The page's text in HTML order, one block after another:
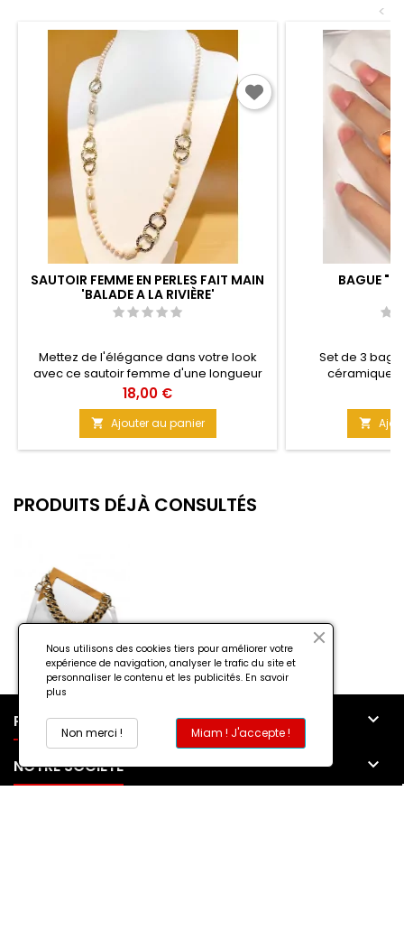
<
SAUTOIR FEMME EN PERLES FAIT MAIN
'BALADE A LA RIVIÈRE'
Mettez de l'élégance dans votre look
avec ce sautoir femme d'une longueur
extravagante ! Un mélange de perles
brillantes Rose Poudré et de métal doré
pour un effet Chic assuré ; Des perles à
facettes multiples pour apporter une
bonne dose de Lumière et de Glamour !
Prix
18,00 €
 Ajouter au panier
BAGUE
Set de 3
céramique.
obtiendrez
l'image.
Taille

PRODUITS DÉJÀ CONSULTÉS
PRODUITS 
NOTRE SOCIÉTÉ 
Nous utilisons des cookies tiers pour améliorer votre
expérience de navigation, analyser le trafic du site et
personnaliser le contenu et les publicités. En savoir
plus
Miam ! J'accepte !
Non merci !